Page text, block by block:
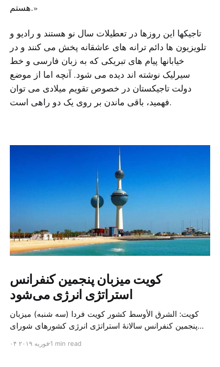
هستم.»
تاجیکها این روزها در تعطیلات سال نو هستند و رادیو و
تلویزیون ها دائم ترانه های عاشقانه پخش می کنند و در
خیابانها پیام های تبریکی که به زبان فارسی و خط
سیرلیک نوشته اند دیده می شود. آنچه اما از موضع
دولت تاجیکستان در خصوص تقویم میلادی می توان
فهمید، باقی ماندن بر روی یک دو راهی است.
کویت میزبان پنجمین کنفرانس
استراتژی انرژی می‌شود
کویت: الشرق الأوسط کشور کویت فردا (سه شنبه) میزبان
پنجمین کنفرانس سالانهٔ استراتژی انرژی کشورهای شورای
متخصص از شرکت‌های جهانی نفت و گاز در این کنفرانس
۰۴ فوریه ۲۰۱۹1 min read